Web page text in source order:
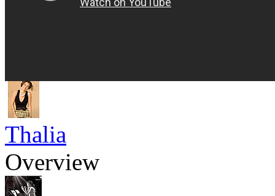
Thalia
Overview